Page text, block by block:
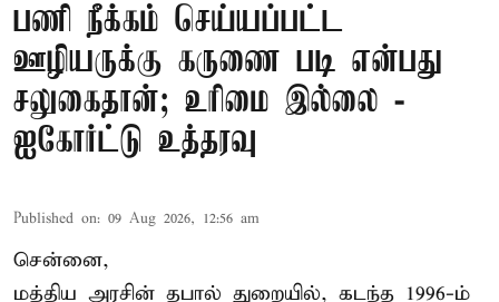
பணி நீக்கம் செய்யப்பட்ட
ஊழியருக்கு கருணை படி என்பது
சலுகைதான்; உரிமை இல்லை -
ஐகோர்ட்டு உத்தரவு
Published on: 09 Aug 2026, 12:56 am
சென்னை,
மத்திய அரசின் தபால் துறையில், கடந்த 1996-ம்